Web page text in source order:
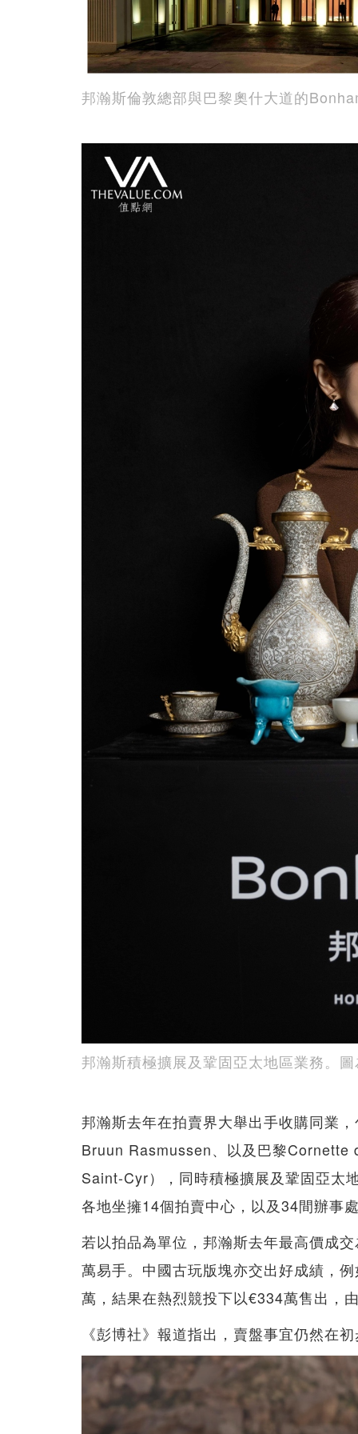
邦瀚斯倫敦總部與巴黎奧什大道的
邦瀚斯積極擴展及鞏固亞太地區業務。
邦瀚斯去年在拍賣界大舉出手收購同業
Bruun Rasmussen、以及巴黎
Saint-Cyr），同時積極擴展及鞏固亞太
各地坐擁14個拍賣中心，以及34間辦事
若以拍品為單位，邦瀚斯去年最高價成
萬易手。中國古玩版塊亦交出好成績，
萬，結果在熱烈競投下以€334萬售出，
《彭博社》報道指出，賣盤事宜仍然在